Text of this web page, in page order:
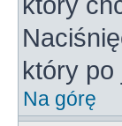
który po
Na górę